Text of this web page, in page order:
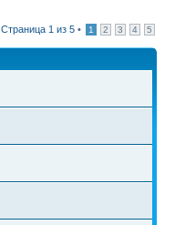
Страница 1 из 5 • 1 2 3 4 5